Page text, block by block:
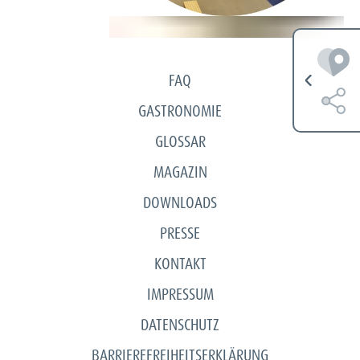
MEHR VON VILSA ENTDECKEN
FAQ
GASTRONOMIE
GLOSSAR
MAGAZIN
DOWNLOADS
PRESSE
KONTAKT
IMPRESSUM
DATENSCHUTZ
BARRIEREFREIHEITSERKLÄRUNG